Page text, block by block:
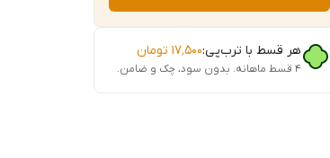
هر قسط با ترب‌پی:۱۷٬۵۰۰ تومان
۴ قسط ماهانه. بدون سود، چک و ضامن.